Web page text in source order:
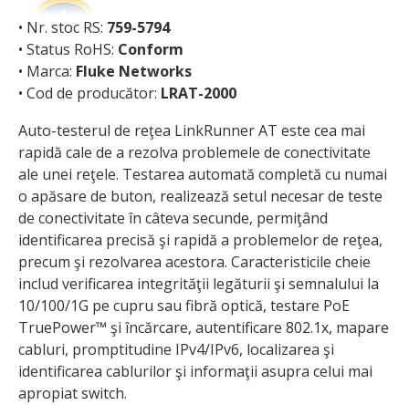
• Nr. stoc RS: 759-5794
• Status RoHS: Conform
• Marca: Fluke Networks
• Cod de producător: LRAT-2000
Auto-testerul de reţea LinkRunner AT este cea mai
rapidă cale de a rezolva problemele de conectivitate
ale unei reţele. Testarea automată completă cu numai
o apăsare de buton, reali­zează setul necesar de teste
de conectivitate în câteva secunde, permiţând
identificarea precisă şi rapidă a proble­melor de reţea,
precum şi rezolvarea acestora. Caracteristicile cheie
includ verifi­carea integrităţii legăturii şi semnalului la
10/100/1G pe cupru sau fibră optică, testare PoE
TruePower™ şi încărcare, autentificare 802.1x, mapare
cabluri, promptitudine IPv4/IPv6, localizarea şi
identificarea cablurilor şi informaţii asupra celui mai
apropiat switch.